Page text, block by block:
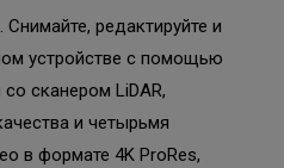
редактируйте и
устройстве с помощью
сканером LiDAR,
и четырьмя
в формате 4K ProRes,